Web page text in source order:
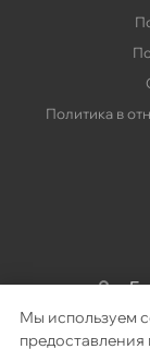
Мы используем
Политика в